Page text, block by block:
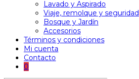
Lavado y Aspirado
Viaje, remolque y seguridad
Bosque y Jardín
Accesorios
Términos y condiciones
Mi cuenta
Contacto
0